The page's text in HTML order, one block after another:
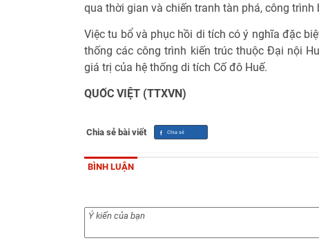
qua thời gian và chiến tranh tàn phá, công trình
Việc tu bổ và phục hồi di tích có ý nghĩa đặc
thống các công trình kiến trúc thuộc Đại nội
giá trị của hệ thống di tích Cố đô Huế.
QUỐC VIỆT (TTXVN)
Chia sẻ bài viết
BÌNH LUẬN